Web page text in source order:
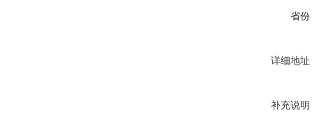
省份
详细地址
补充说明